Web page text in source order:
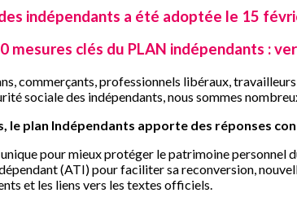
indépendants a été adoptée le 15
mesures clés du PLAN indépendants :
commerçants, professionnels libéraux,
sociale des indépendants, nous sommes
le plan Indépendants apporte des réponses
pour mieux protéger le patrimoine
(ATI) pour faciliter sa reconversion,
et les liens vers les textes officiels.